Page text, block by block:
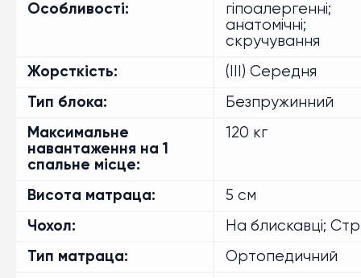
розмір 180x200 см
Особливості
гіпоалергенні;
анатомічні;
скручування
Жорсткість
(III) Середня
Тип блока
Безпружинний
Максимальне
навантаження на 1
спальне місце
120 кг
Висота матраца
5 см
Чохол
На блискавці;
Тип матраца
Ортопедичний